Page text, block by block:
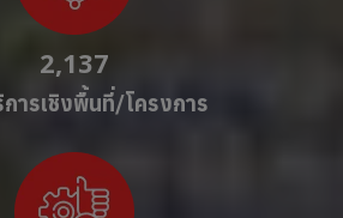
2,137
ารเชิงพื้นที่/โครงการ